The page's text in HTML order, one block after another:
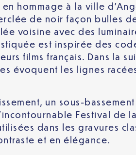
hommage à la ville
de noir façon bulles
voisine avec des
est inspirée des
films français. Dans la
évoquent les lignes
un sous-
Festival de
dans les gravures
et en élégance.